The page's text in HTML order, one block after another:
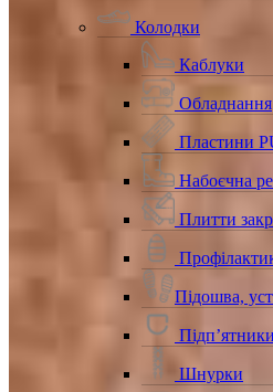
Колодки
Каблуки
Обладнання
Пластини
Набоєчна
Плитти
Підошва,
Підп’ятники
Шнурки